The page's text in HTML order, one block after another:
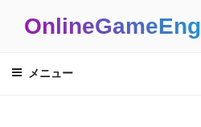
メニュー